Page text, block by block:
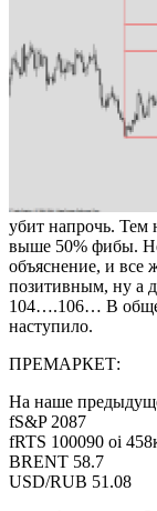
убит напрочь. Тем
выше 50% фибы. Не
объяснение, и все
позитивным, ну а
104….106… В
наступило.
ПРЕМАРКЕТ:
На наше
fS&P 2087
fRTS 100090 oi
BRENT 58.7
USD/RUB 51.08